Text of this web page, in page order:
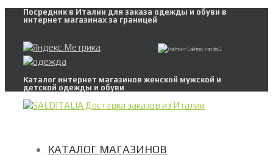
Посредник в Италии для заказа одежды и обуви в
интернет магазинах за границей
Каталог интернет магазинов женской мужской и
детской одежды и обуви
КАТАЛОГ МАГАЗИНОВ